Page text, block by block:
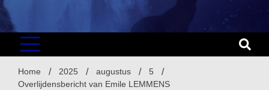
Home 2025 augustus
5
Overlijdensbericht van Emile LEMMENS